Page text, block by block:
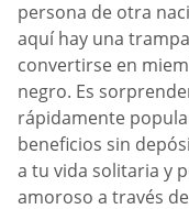
persona de otra
aquí hay una
convertirse en
negro. Es
rápidamente
beneficios sin
a tu vida solitaria y
amoroso a través